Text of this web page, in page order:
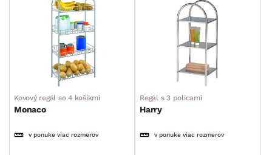
ROZMERY
min. cm max.
MATERIÁL
Kovový regál so 4 košíkmi
Monaco
v ponuke viac rozmerov
Regál s 3 policami
Harry
v ponuke viac rozmerov